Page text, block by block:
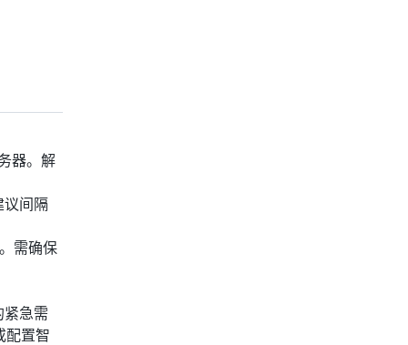
器。解
议间隔
需确保
急需
配置智